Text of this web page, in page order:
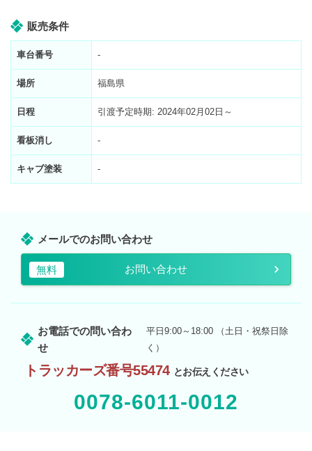
販売条件
車台番号 -
場所 福島県
日程 引渡予定時期: 2024年02月02日～
看板消し -
キャブ塗装 -
メールでのお問い合わせ
無料 お問い合わせ
お電話での問い合わ
せ
平日9:00～18:00 （土日・祝祭日除
く）
トラッカーズ番号55474 とお伝えください
0078-6011-0012